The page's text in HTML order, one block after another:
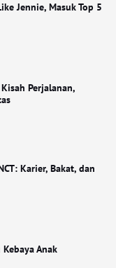
Jennie, Masuk Top 5
Perjalanan,
Karier, Bakat, dan
Anak